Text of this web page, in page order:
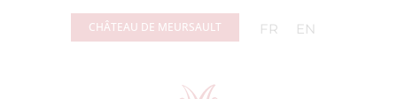
Panneau de gestion des cookies
CHÂTEAU DE MEURSAULT FR EN